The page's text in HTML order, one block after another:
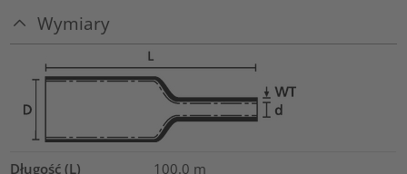
Wymiary
Długość (L) 100.0 m